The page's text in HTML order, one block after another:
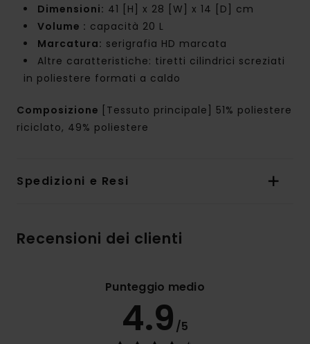
Dimensioni: 41 [H] x 28 [W] x 14 [D] cm
Volume : capacità 20 L
Marcatura: serigrafia HD marcata
Altre caratteristiche: tiretti cilindrici screziati
in poliestere formati a caldo
Composizione
[Tessuto principale] 51% poliestere
riciclato, 49% poliestere
Spedizioni e Resi
Recensioni dei clienti
Punteggio medio
4.9 /5